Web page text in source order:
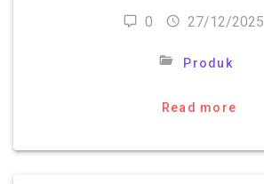
0 27/12/2025
Produk
Read more